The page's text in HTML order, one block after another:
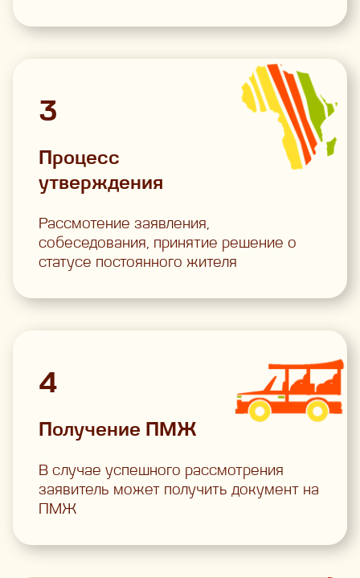
3
Процесс
утверждения
Рассмотение заявления,
собеседования, принятие решение о
статусе постоянного жителя
4
Получение ПМЖ
В случае успешного рассмотрения
заявитель может получить документ на
ПМЖ